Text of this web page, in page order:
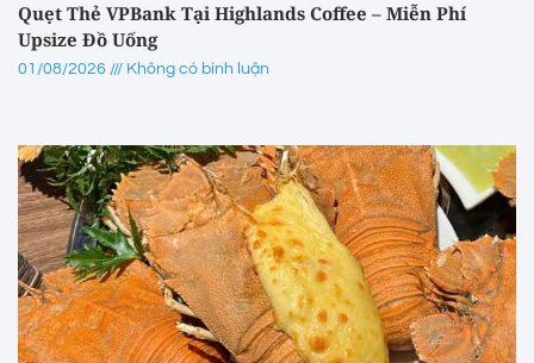
Quẹt Thẻ VPBank Tại Highlands Coffee – Miễn Phí
Upsize Đồ Uống
01/08/2026 Không có bình luận